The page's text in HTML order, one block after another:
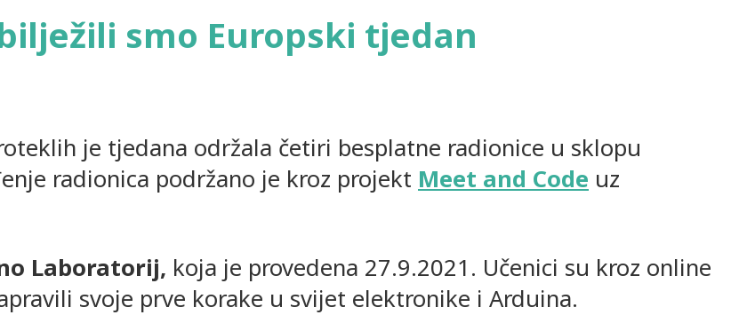
smo Europski tjedan
je tjedana održala četiri besplatne radionice u sklopu
radionica podržano je kroz projekt Meet and Code uz
Laboratorij, koja je provedena 27.9.2021. Učenici su kroz online
svoje prve korake u svijet elektronike i Arduina.